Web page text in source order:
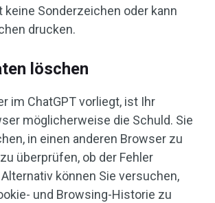
keine Sonderzeichen oder kann
drucken.
löschen
im ChatGPT vorliegt, ist Ihr
möglicherweise die Schuld. Sie
in einen anderen Browser zu
überprüfen, ob der Fehler
können Sie versuchen,
und Browsing-Historie zu